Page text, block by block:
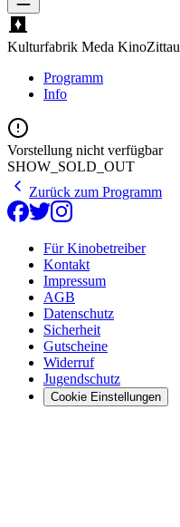
Kulturfabrik Meda KinoZittau
Programm
Info
Vorstellung nicht verfügbar
SHOW_SOLD_OUT
Zurück zum Programm
Für Kinobetreiber
Kontakt
Impressum
AGB
Datenschutz
Sicherheit
Gutscheine
Widerruf
Jugendschutz
Cookie Einstellungen